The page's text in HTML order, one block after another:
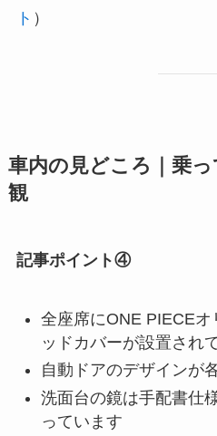
ト ）
車内の見どころ｜乗
観
記事ポイント④
全座席にONE PIECE
ッドカバーが設置され
自動ドアのデザインが
洗面台の鏡は手配書仕
っています